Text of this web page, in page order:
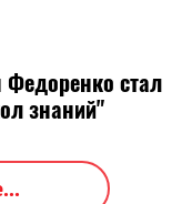
Федоренко стал
знаний"